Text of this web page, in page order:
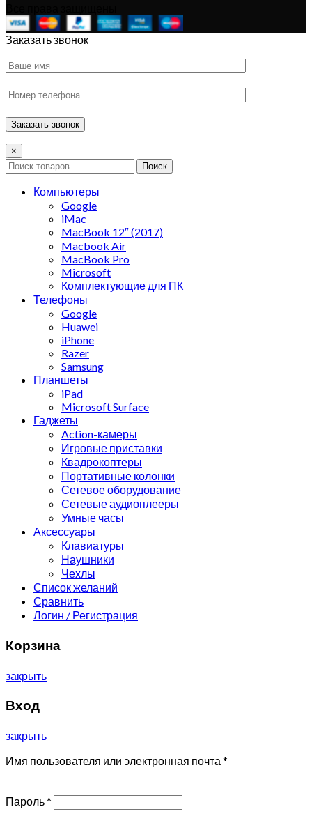
Заказать звонок
×
Поиск
Компьютеры
Google
iMac
MacBook 12″ (2017)
Macbook Air
MacBook Pro
Microsoft
Комплектующие для ПК
Телефоны
Google
Huawei
iPhone
Razer
Samsung
Планшеты
iPad
Microsoft Surface
Гаджеты
Action-камеры
Игровые приставки
Квадрокоптеры
Портативные колонки
Сетевое оборудование
Сетевые аудиоплееры
Умные часы
Аксессуары
Клавиатуры
Наушники
Чехлы
Список желаний
Сравнить
Логин / Регистрация
Корзина
закрыть
Вход
закрыть
Имя пользователя или электронная почта *
Пароль*